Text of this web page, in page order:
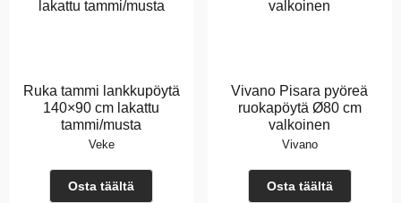
Ruka tammi lankkupöytä
140×90 cm lakattu
tammi/musta
Veke
Osta täältä
Vivano Pisara pyöreä
ruokapöytä Ø80 cm
valkoinen
Vivano
Osta täältä